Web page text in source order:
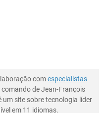
comespecialistas
comando de Jean-François
um site sobre tecnologia líder
em 11 idiomas.